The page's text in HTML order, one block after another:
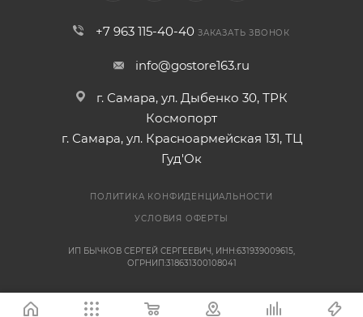
+7 963 115-40-40 ЗАКАЗАТЬ ЗВОНОК
info@gostore163.ru
г. Самара, ул. Дыбенко 30, ТРК
Космопорт
г. Самара, ул. Красноармейская 131, ТЦ
Гуд'Ок
ПОЛИТИКА КОНФИДЕНЦИАЛЬНОСТИ
УСЛОВИЯ ОФЕРТЫ
ИП БЫЧКОВ СЕРГЕЙ СЕРГЕЕВИЧ, ИНН:631939009615,
ОГРНИП:318631300108041